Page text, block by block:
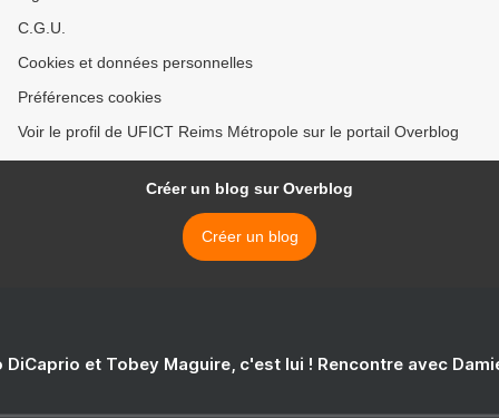
C.G.U.
Cookies et données personnelles
Préférences cookies
Voir le profil de UFICT Reims Métropole sur le portail Overblog
Créer un blog sur Overblog
Créer un blog
DiCaprio et Tobey Maguire, c'est lui ! Rencontre avec